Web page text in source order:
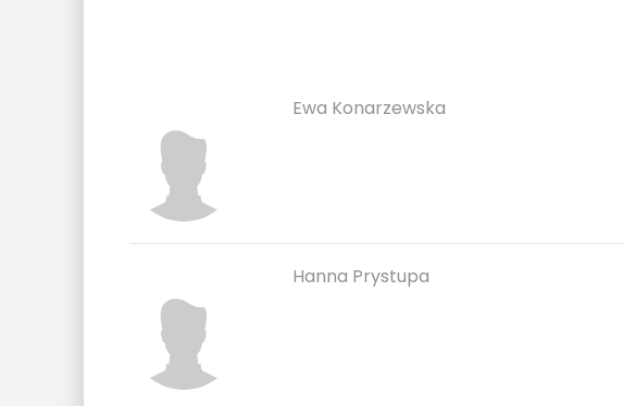
Ewa Konarzewska
Hanna Prystupa